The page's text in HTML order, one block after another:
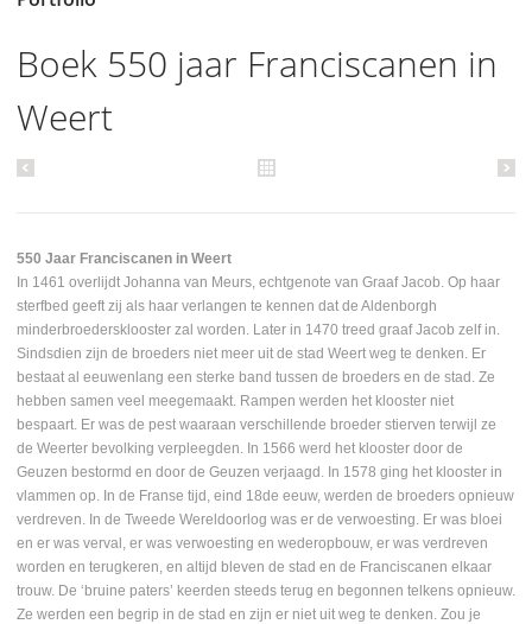
Boek 550 jaar Franciscanen in
Weert
550 Jaar Franciscanen in Weert
In 1461 overlijdt Johanna van Meurs, echtgenote van Graaf Jacob. Op haar
sterfbed geeft zij als haar verlangen te kennen dat de Aldenborgh
minderbroedersklooster zal worden. Later in 1470 treed graaf Jacob zelf in.
Sindsdien zijn de broeders niet meer uit de stad Weert weg te denken. Er
bestaat al eeuwenlang een sterke band tussen de broeders en de stad. Ze
hebben samen veel meegemaakt. Rampen werden het klooster niet
bespaart. Er was de pest waaraan verschillende broeder stierven terwijl ze
de Weerter bevolking verpleegden. In 1566 werd het klooster door de
Geuzen bestormd en door de Geuzen verjaagd. In 1578 ging het klooster in
vlammen op. In de Franse tijd, eind 18de eeuw, werden de broeders opnieuw
verdreven. In de Tweede Wereldoorlog was er de verwoesting. Er was bloei
en er was verval, er was verwoesting en wederopbouw, er was verdreven
worden en terugkeren, en altijd bleven de stad en de Franciscanen elkaar
trouw. De ‘bruine paters’ keerden steeds terug en begonnen telkens opnieuw.
Ze werden een begrip in de stad en zijn er niet uit weg te denken. Zou je